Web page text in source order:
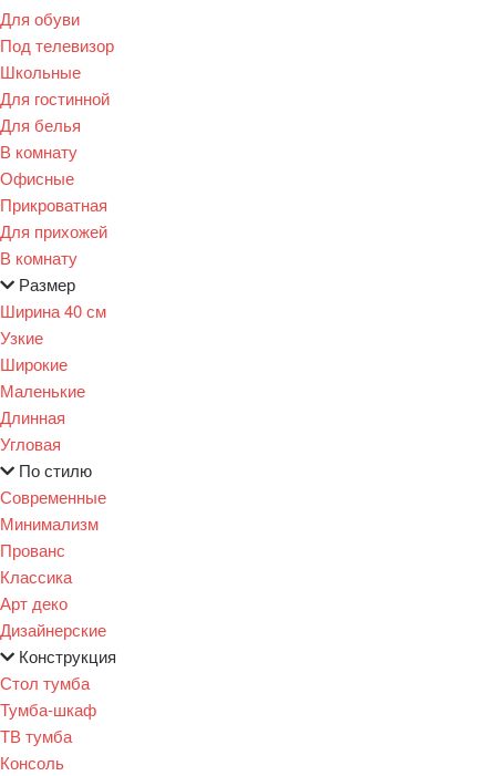
Для обуви
Под телевизор
Школьные
Для гостинной
Для белья
В комнату
Офисные
Прикроватная
Для прихожей
В комнату
Размер
Ширина 40 см
Узкие
Широкие
Маленькие
Длинная
Угловая
По стилю
Современные
Минимализм
Прованс
Классика
Арт деко
Дизайнерские
Конструкция
Стол тумба
Тумба-шкаф
ТВ тумба
Консоль